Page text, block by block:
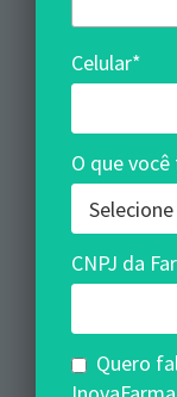
Celular*
O que
CNPJ da
Quero